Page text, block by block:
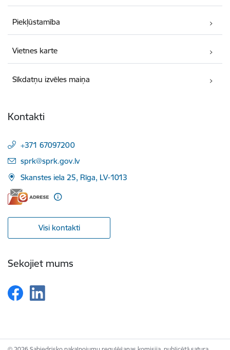
Piekļūstamība
Vietnes karte
Sīkdatņu izvēles maiņa
Kontakti
+371 67097200
E-pasts:
sprk@sprk.gov.lv
Skanstes iela 25, Rīga, LV-1013
Visi kontakti
Sekojiet mums